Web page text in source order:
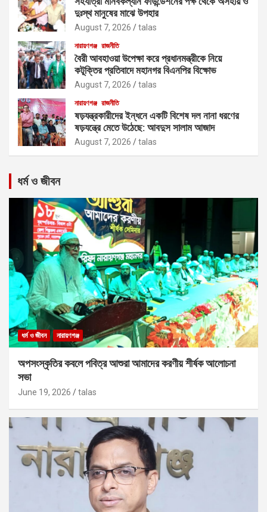
দুঃস্থ মানুষের মাঝে উপহার
August 7, 2026 talas
নারায়ণগঞ্জ রাজনীতি
বৈরী আবহাওয়া উপেক্ষা করে প্রধানমন্ত্রীকে নিয়ে
কটূক্তির প্রতিবাদে মহানগর বিএনপির বিক্ষোভ
August 7, 2026 talas
নারায়ণগঞ্জ রাজনীতি
ষড়যন্ত্রকারীদের ইন্ধনে একটি বিশেষ দল নানা ধরণের
ষড়যন্ত্রে মেতে উঠেছে: আবদুস সালাম আজাদ
August 7, 2026 talas
ধর্ম ও জীবন
ধর্ম ও জীবন নারায়ণগঞ্জ
অপসংস্কৃতির কবলে পবিত্র আশুরা আমাদের করণীয় শীর্ষক আলোচনা
সভা
June 19, 2026 talas